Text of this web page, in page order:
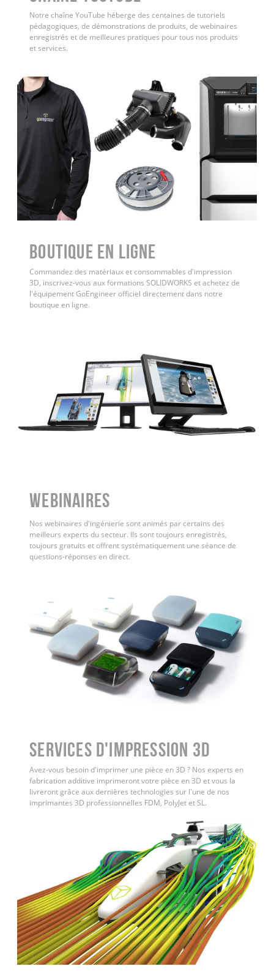
Notre chaîne YouTube héberge des centaines de tutoriels
pédagogiques, de démonstrations de produits, de webinaires
enregistrés et de meilleures pratiques pour tous nos produits
et services.
Boutique en ligne
Commandez des matériaux et consommables d'impression
3D, inscrivez-vous aux formations SOLIDWORKS et achetez de
l'équipement GoEngineer officiel directement dans notre
boutique en ligne.
WEBINAIRES
Nos webinaires d'ingénierie sont animés par certains des
meilleurs experts du secteur. Ils sont toujours enregistrés,
toujours gratuits et offrent systématiquement une séance de
questions-réponses en direct.
Services d'impression 3D
Avez-vous besoin d'imprimer une pièce en 3D ? Nos experts en
fabrication additive imprimeront votre pièce en 3D et vous la
livreront grâce aux dernières technologies sur l'une de nos
imprimantes 3D professionnelles FDM, PolyJet et SL.